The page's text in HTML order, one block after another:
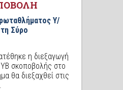
Υ/
Σύρο
η διεξαγωγή
σκοποβολής στο
θα διεξαχθεί στις